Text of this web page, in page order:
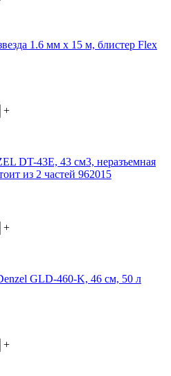
1.6 мм х 15 м, блистер Flex
+
DT-43E, 43 см3, неразъемная
из 2 частей 962015
+
GLD-460-K, 46 см, 50 л
+